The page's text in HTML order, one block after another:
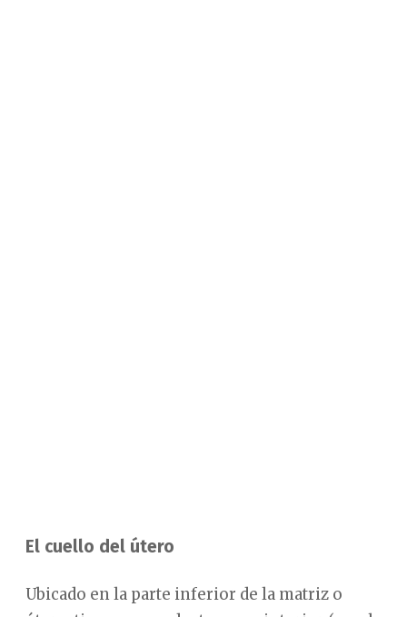
El cuello del útero
Ubicado en la parte inferior de la matriz o